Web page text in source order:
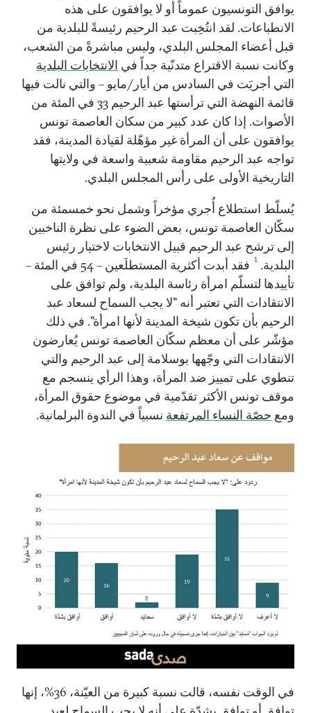
يوافق التونسيون عموماً أو لا يوافقون على هذه
الانطباعات. لقد انتُخِبت عبد الرحيم رئيسةً للبلدية من
قبل أعضاء المجلس البلدي، وليس مباشرةً من الشعب،
وكانت نسبة الاقتراع متدنّية جداً في الانتخابات البلدية
التي أجريَت في السادس من أيار/مايو – والتي نالت فيها
قائمة النهضة التي ترأستها عبد الرحيم 33 في المئة من
الأصوات. إذا كان عدد كبير من سكان العاصمة تونس
يوافقون على أن المرأة غير مؤهّلة لقيادة المدينة، فقد
تواجه عبد الرحيم مقاومة شعبية واسعة في ولايتها
التاريخية الأولى على رأس المجلس البلدي.
يُسلّط استطلاع أُجري مؤخراً وشمل نحو خمسمئة من
سكّان العاصمة تونس، بعض الضوء على نظرة الناخبين
إلى ترشح عبد الرحيم قبيل الانتخابات لاختيار رئيس
البلدية. 1
فقد أبدت أكثرية المستطلَعين – 54 في المئة –
تأييدها لتسلّم امرأة رئاسة البلدية، ولم توافق على
الانتقادات التي تعتبر أنه "لا يجب السماح لسعاد عبد
الرحيم بأن تكون شيخة المدينة لأنها امرأة". في ذلك
مؤشّر على أن معظم سكّان العاصمة تونس يُعارضون
الانتقادات التي وجّهها بوسلامة إلى عبد الرحيم والتي
تنطوي على تمييز ضد المرأة، وهذا الرأي ينسجم مع
موقف تونس الأكثر تقدّمية في موضوع حقوق المرأة،
ومع حصّة النساء المرتفعة نسبياً في الندوة البرلمانية.
في الوقت نفسه، قالت نسبة كبيرة من العيّنة، 36%، إنها